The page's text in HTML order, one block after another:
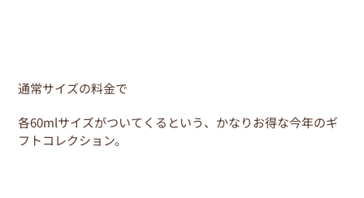
通常サイズの料金で
各60mlサイズがついてくるという、かなりお得な今年のギ
フトコレクション。